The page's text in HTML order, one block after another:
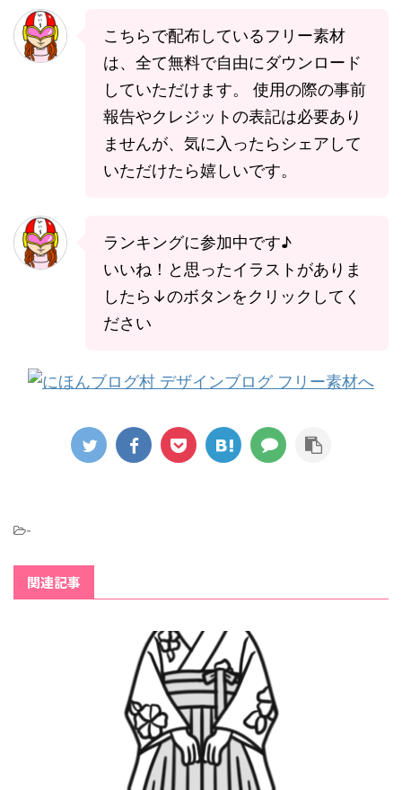
こちらで配布しているフリー素材
は、全て無料で自由にダウンロード
していただけます。 使用の際の事前
報告やクレジットの表記は必要あり
ませんが、気に入ったらシェアして
いただけたら嬉しいです。
ランキングに参加中です♪
いいね！と思ったイラストがありま
したら↓のボタンをクリックしてく
ださい
-
関連記事